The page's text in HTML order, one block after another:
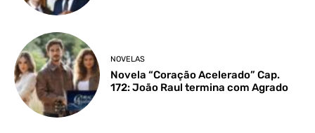
NOVELAS
Novela “Coração Acelerado” Cap.
172: João Raul termina com Agrado